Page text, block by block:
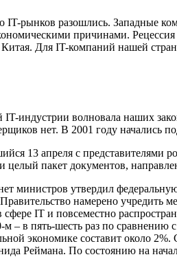
IT-рынков разошлись.
причинами.
Для IT-компаний нашей
IT-индустрии волновала наших
нет. В 2001 году начались
13 апреля с представителями
пакет документов,
министров утвердил
намерено учредить
сфере IT и повсеместно
м – в пять-шесть раз по
экономике составит около
Реймана. По состоянию на